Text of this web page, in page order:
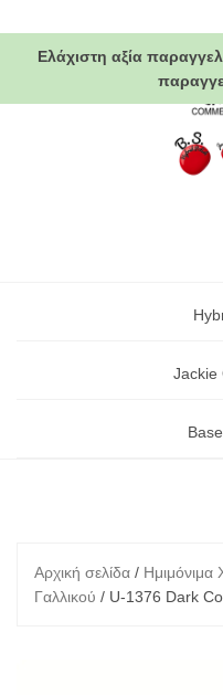
to
contentΕλάχιστη αξία
Jackie
Αρχική σελίδα /
Γαλλικού / U-1376 Dark